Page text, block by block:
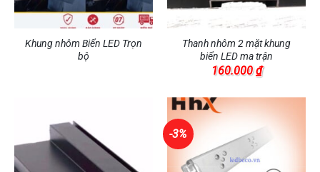
Khung nhôm Biển LED Trọn
bộ
Thanh nhôm 2 mặt khung
biển LED ma trận
160.000₫
-3%